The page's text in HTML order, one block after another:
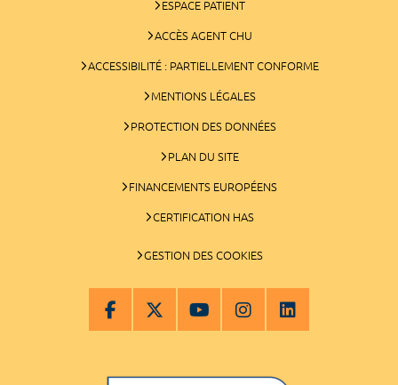
ESPACE PATIENT
ACCÈS AGENT CHU
ACCESSIBILITÉ : PARTIELLEMENT CONFORME
MENTIONS LÉGALES
PROTECTION DES DONNÉES
PLAN DU SITE
FINANCEMENTS EUROPÉENS
CERTIFICATION HAS
GESTION DES COOKIES